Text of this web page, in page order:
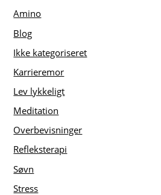
Amino
Blog
Ikke kategoriseret
Karrieremor
Lev lykkeligt
Meditation
Overbevisninger
Refleksterapi
Søvn
Stress